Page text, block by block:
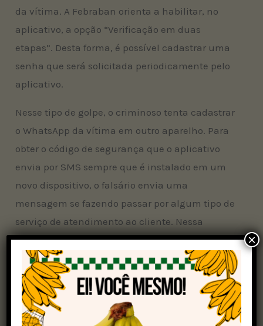
da vítima. A Febraban orienta a habilitar, no
aplicativo, a opção “Verificação em duas
etapas”. Desta forma, é possível cadastrar uma
senha que será solicitada periodicamente pelo
aplicativo.
Nesse tipo de golpe, o criminoso tenta cadastrar
o WhatsApp da vítima em outro aparelho. Para
obter o código de segurança que o aplicativo
envia por SMS sempre que é instalado em um
novo dispositivo, o falsário envia uma
mensagem se fazendo passar por algum tipo de
serviço de atendimento ao cliente. Nessa
mensagem é solicitado o código para a vítima.
Falsa venda
No golpe de falsa venda, os criminosos criam
páginas falsas que simulam
,
enviam promoções inexistentes por e-mails,
×